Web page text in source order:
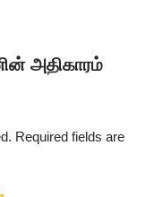
அதிகாரம்
Required fields are